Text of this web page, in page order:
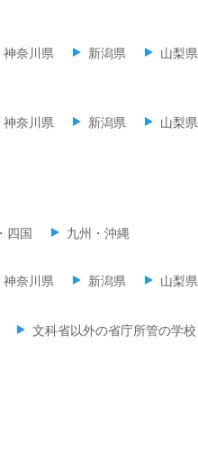
神奈川県 新潟県 山梨県
神奈川県 新潟県 山梨県
四国 九州・沖縄
神奈川県 新潟県 山梨県
文科省以外の省庁所管の学校